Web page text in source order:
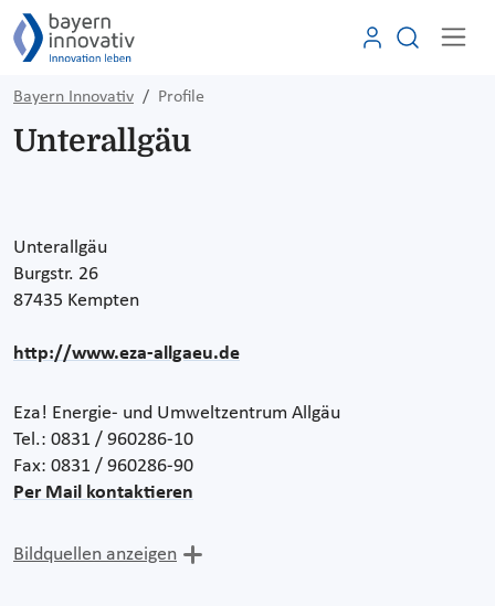
Bayern Innovativ Profile
Unterallgäu
Unterallgäu
Burgstr. 26
87435 Kempten
http://www.eza-allgaeu.de
Eza! Energie- und Umweltzentrum Allgäu
Tel.: 0831 / 960286-10
Fax: 0831 / 960286-90
Per Mail kontaktieren
Bildquellen anzeigen